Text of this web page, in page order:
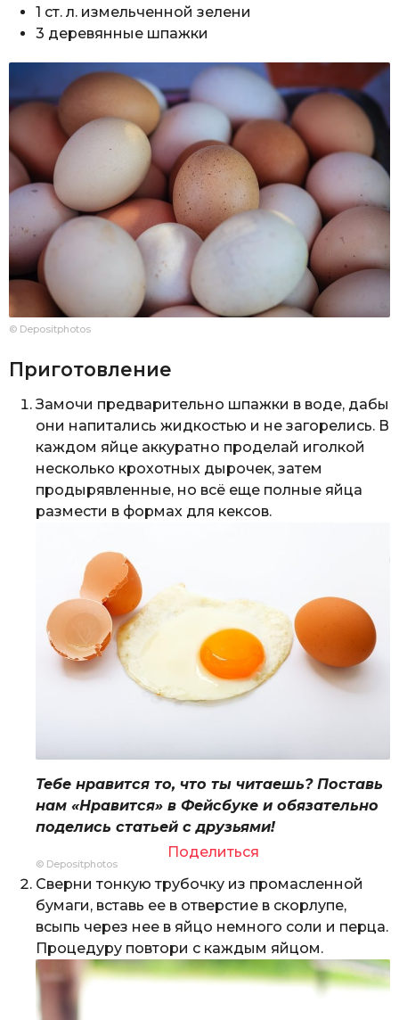
1 ст. л. измельченной зелени
3 деревянные шпажки
© Depositphotos
Приготовление
Замочи предварительно шпажки в воде, дабы
они напитались жидкостью и не загорелись. В
каждом яйце аккуратно проделай иголкой
несколько крохотных дырочек, затем
продырявленные, но всё еще полные яйца
размести в формах для кексов.
Тебе нравится то, что ты читаешь? Поставь
нам «Нравится» в Фейсбуке и обязательно
поделись статьей с друзьями!
Поделиться
© Depositphotos
Сверни тонкую трубочку из промасленной
бумаги, вставь ее в отверстие в скорлупе,
всыпь через нее в яйцо немного соли и перца.
Процедуру повтори с каждым яйцом.